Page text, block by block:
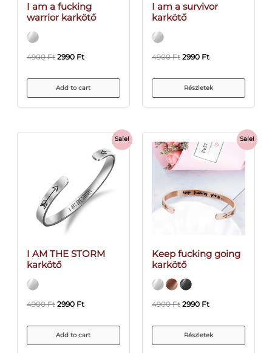
I am a fucking
warrior karkötő
4900Ft 2990 Ft
Add to cart
I am a survivor
karkötő
4900Ft 2990 Ft
Részletek
Sale!
I AM THE STORM
karkötő
4900Ft 2990 Ft
Add to cart
Sale!
Keep fucking going
karkötő
4900Ft 2990 Ft
Részletek